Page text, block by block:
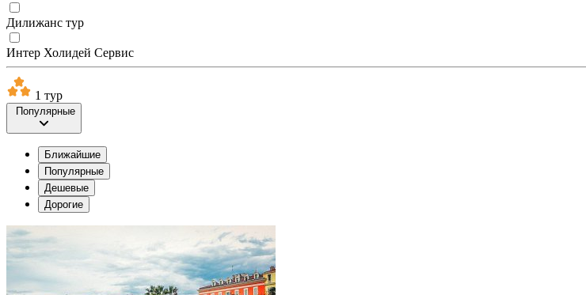
Дилижанс тур
Интер Холидей Сервис
1 тур
Популярные
Ближайшие
Популярные
Дешевые
Дорогие